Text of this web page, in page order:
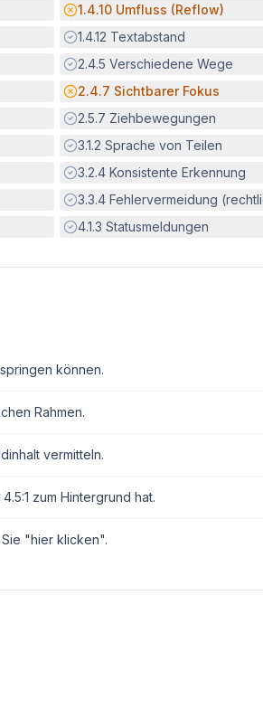
Potenzielle Barriere:
1.4.10 Umfluss (Reflow)
Erfüllt:
1.4.12 Textabstand
Erfüllt:
2.4.5 Verschiedene Wege
Potenzielle Barriere:
2.4.7 Sichtbarer Fokus
Erfüllt:
2.5.7 Ziehbewegungen
Erfüllt:
3.1.2 Sprache von Teilen
Erfüllt:
3.2.4 Konsistente Erkennung
Erfüllt:
3.3.4 Fehlervermeidung
Erfüllt:
4.1.3 Statusmeldungen
können.
Rahmen.
vermitteln.
zum Hintergrund hat.
"hier klicken".